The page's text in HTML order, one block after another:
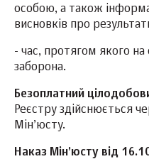
особою, а також
висновків про
- час, протягом якого
заборона.
Безоплатний
Реєстру здійснюється
Мін’юсту.
Наказ Мін’юсту від